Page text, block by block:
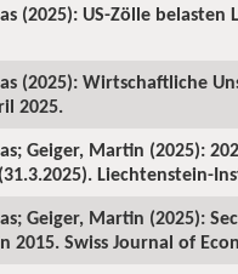
(2025): US-Zölle
(2025): Wirtschaftliche
2025.
Geiger, Martin (2025):
Liechtenstein-
Geiger, Martin (2025):
2015. Swiss Journal of